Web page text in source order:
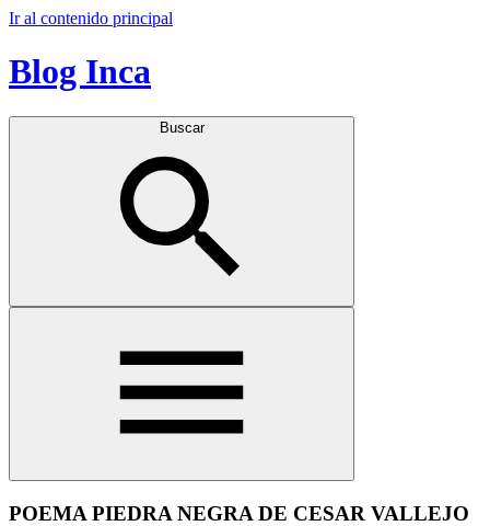
Ir al contenido principal
Blog Inca
Buscar
POEMA PIEDRA NEGRA DE CESAR VALLEJO